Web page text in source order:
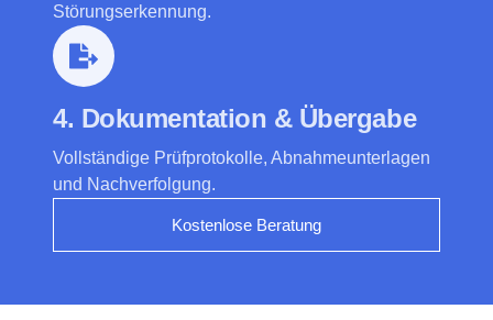
Störungserkennung.
4. Dokumentation & Übergabe
Vollständige Prüfprotokolle, Abnahmeunterlagen
und Nachverfolgung.
Kostenlose Beratung